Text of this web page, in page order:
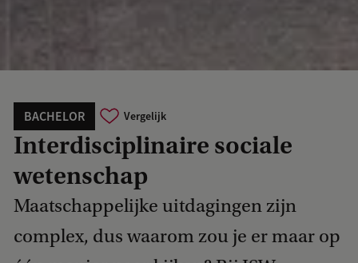
BACHELOR Vergelijk
Interdisciplinaire sociale
wetenschap
Maatschappelijke uitdagingen zijn
complex, dus waarom zou je er maar op